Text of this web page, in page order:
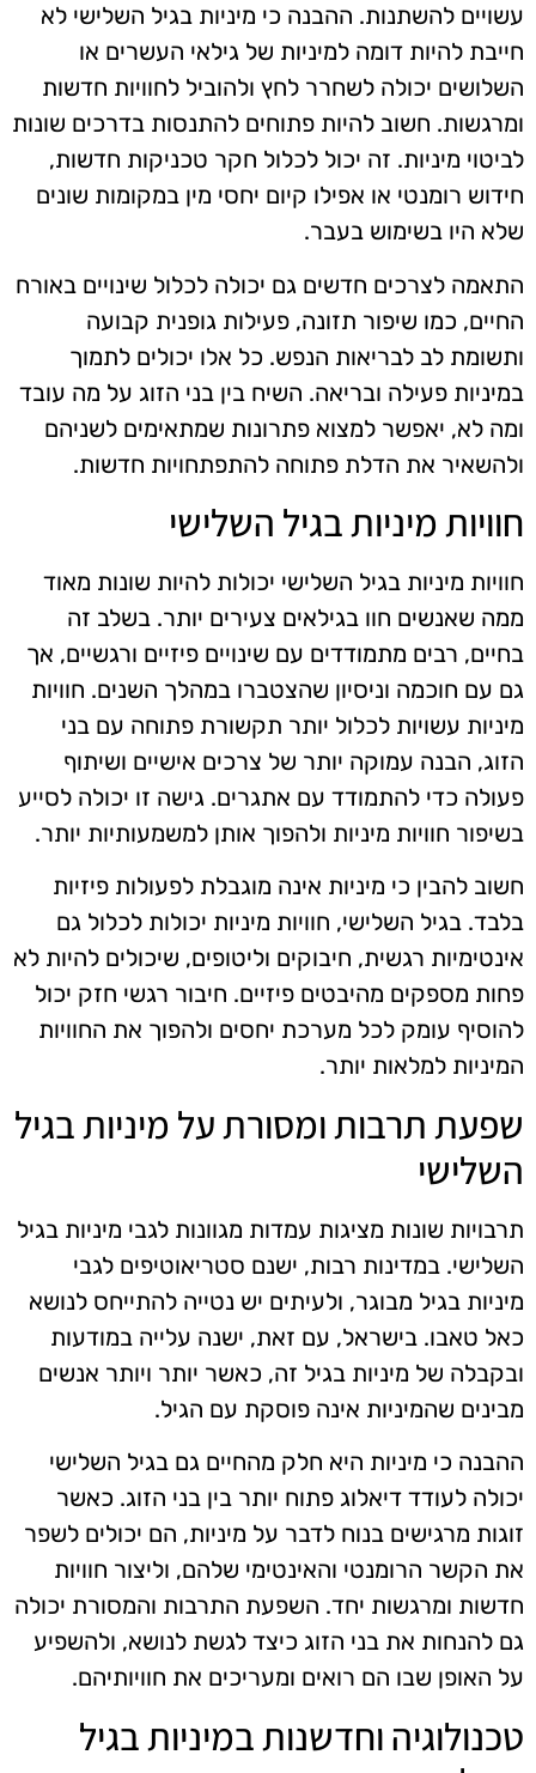
עשויים להשתנות. ההבנה כי מיניות בגיל השלישי לא
חייבת להיות דומה למיניות של גילאי העשרים או
השלושים יכולה לשחרר לחץ ולהוביל לחוויות חדשות
ומרגשות. חשוב להיות פתוחים להתנסות בדרכים שונות
לביטוי מיניות. זה יכול לכלול חקר טכניקות חדשות,
חידוש רומנטי או אפילו קיום יחסי מין במקומות שונים
שלא היו בשימוש בעבר.
התאמה לצרכים חדשים גם יכולה לכלול שינויים באורח
החיים, כמו שיפור תזונה, פעילות גופנית קבועה
ותשומת לב לבריאות הנפש. כל אלו יכולים לתמוך
במיניות פעילה ובריאה. השיח בין בני הזוג על מה עובד
ומה לא, יאפשר למצוא פתרונות שמתאימים לשניהם
ולהשאיר את הדלת פתוחה להתפתחויות חדשות.
חוויות מיניות בגיל השלישי
חוויות מיניות בגיל השלישי יכולות להיות שונות מאוד
ממה שאנשים חוו בגילאים צעירים יותר. בשלב זה
בחיים, רבים מתמודדים עם שינויים פיזיים ורגשיים, אך
גם עם חוכמה וניסיון שהצטברו במהלך השנים. חוויות
מיניות עשויות לכלול יותר תקשורת פתוחה עם בני
הזוג, הבנה עמוקה יותר של צרכים אישיים ושיתוף
פעולה כדי להתמודד עם אתגרים. גישה זו יכולה לסייע
בשיפור חוויות מיניות ולהפוך אותן למשמעותיות יותר.
חשוב להבין כי מיניות אינה מוגבלת לפעולות פיזיות
בלבד. בגיל השלישי, חוויות מיניות יכולות לכלול גם
אינטימיות רגשית, חיבוקים וליטופים, שיכולים להיות לא
פחות מספקים מהיבטים פיזיים. חיבור רגשי חזק יכול
להוסיף עומק לכל מערכת יחסים ולהפוך את החוויות
המיניות למלאות יותר.
שפעת תרבות ומסורת על מיניות בגיל
השלישי
תרבויות שונות מציגות עמדות מגוונות לגבי מיניות בגיל
השלישי. במדינות רבות, ישנם סטריאוטיפים לגבי
מיניות בגיל מבוגר, ולעיתים יש נטייה להתייחס לנושא
כאל טאבו. בישראל, עם זאת, ישנה עלייה במודעות
ובקבלה של מיניות בגיל זה, כאשר יותר ויותר אנשים
מבינים שהמיניות אינה פוסקת עם הגיל.
ההבנה כי מיניות היא חלק מהחיים גם בגיל השלישי
יכולה לעודד דיאלוג פתוח יותר בין בני הזוג. כאשר
זוגות מרגישים בנוח לדבר על מיניות, הם יכולים לשפר
את הקשר הרומנטי והאינטימי שלהם, וליצור חוויות
חדשות ומרגשות יחד. השפעת התרבות והמסורת יכולה
גם להנחות את בני הזוג כיצד לגשת לנושא, ולהשפיע
על האופן שבו הם רואים ומעריכים את חוויותיהם.
טכנולוגיה וחדשנות במיניות בגיל